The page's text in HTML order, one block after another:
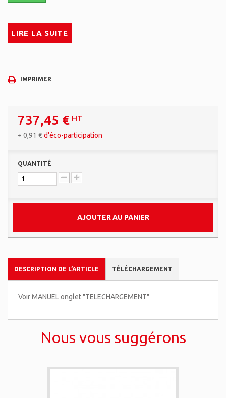
LIRE LA SUITE
IMPRIMER
737,45 € HT
+ 0,91 €d'éco-participation
QUANTITÉ
AJOUTER AU PANIER
DESCRIPTION DE L’ARTICLE TÉLÉCHARGEMENT
Voir MANUEL onglet "TELECHARGEMENT"
Nous vous suggérons